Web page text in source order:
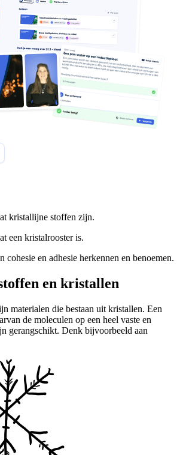
kristallijne stoffen zijn.
een kristalrooster is.
cohesie en adhesie herkennen en benoemen.
en kristallen
materialen die bestaan uit kristallen. Een
de moleculen op een heel vaste en
gerangschikt. Denk bijvoorbeeld aan